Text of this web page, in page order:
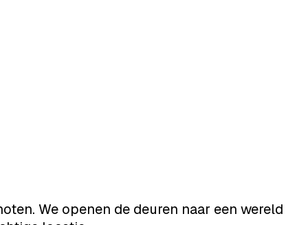
We openen de deuren naar een wereld